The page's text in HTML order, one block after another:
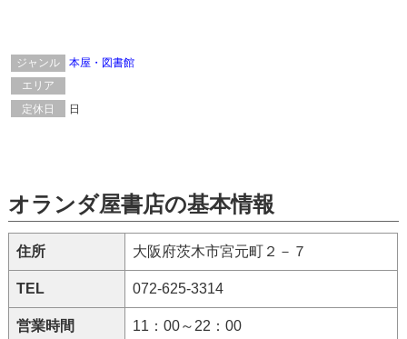
ジャンル
本屋・図書館
エリア
定休日
日
オランダ屋書店の基本情報
住所 大阪府茨木市宮元町２－７
TEL 072-625-3314
営業時間 11：00～22：00